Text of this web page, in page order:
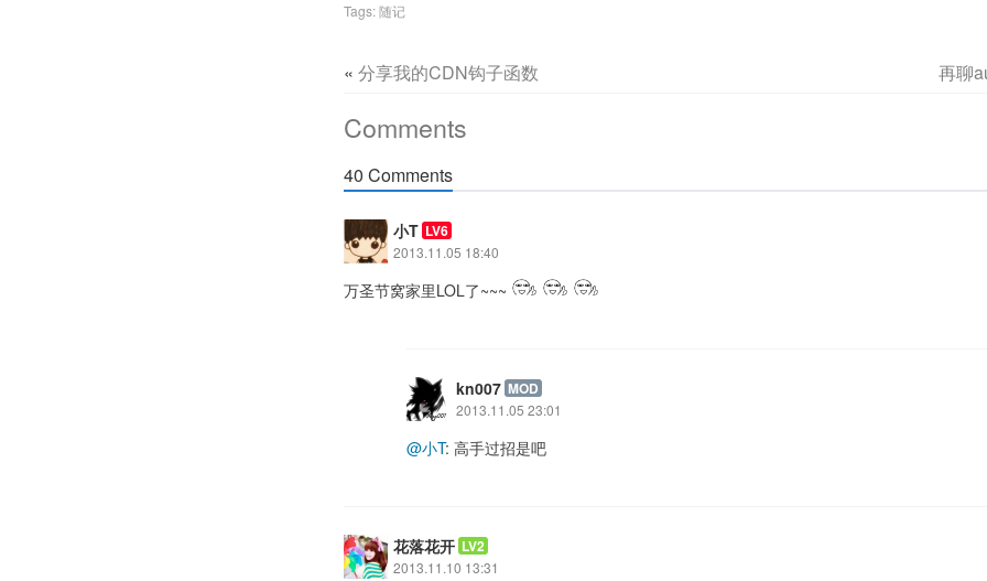
Tags:随记
« 分享我的CDN钩子函数 再聊
Comments
40 Comments
小T LV6
2013.11.05 18:40
万圣节窝家里LOL了~~~
kn007 MOD
2013.11.05 23:01
@小T: 高手过招是吧
花落花开 LV2
2013.11.10 13:31